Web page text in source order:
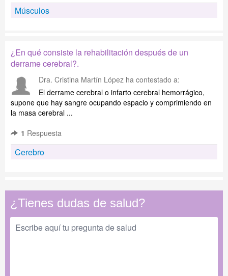
Músculos
¿En qué consiste la rehabilitación después de un
derrame cerebral?.
Dra. Cristina Martín López ha contestado a:
El derrame cerebral o infarto cerebral hemorrágico,
supone que hay sangre ocupando espacio y comprimiendo en
la masa cerebral ...
1 Respuesta
Cerebro
¿Tienes dudas de salud?